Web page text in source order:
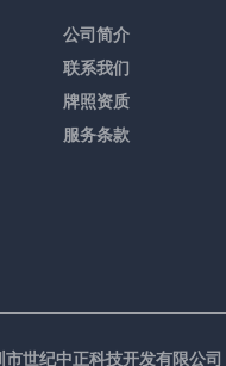
公司简介
联系我们
牌照资质
服务条款
世纪中正科技开发有限公司